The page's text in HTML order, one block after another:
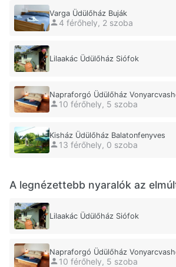
Varga Üdülőház Buják
4 férőhely, 2 szoba
Lilaakác Üdülőház Siófok
Napraforgó Üdülőház
10 férőhely, 5 szoba
Kisház Üdülőház Balatonfenyves
13 férőhely, 0 szoba
A legnézettebb nyaralók az
Lilaakác Üdülőház Siófok
Napraforgó Üdülőház
10 férőhely, 5 szoba